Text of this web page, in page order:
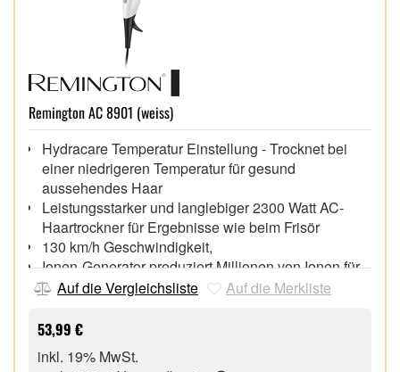
Remington AC 8901 (weiss)
Hydracare Temperatur Einstellung - Trocknet bei
einer niedrigeren Temperatur für gesund
aussehendes Haar
Leistungsstarker und langlebiger 2300 Watt AC-
Haartrockner für Ergebnisse wie beim Frisör
130 km/h Geschwindigkeit,
Ionen-Generator produziert Millionen von Ionen für
ein glattes und glänzendes Finish
reinigendem Luftfilter,
3 Heiz- / 2 separate Gebläsestufen,
Echte Kaltstufe zum Fixieren des Stylings,
Auf die Vergleichsliste Auf die Merkliste
53,99 €
inkl. 19% MwSt.